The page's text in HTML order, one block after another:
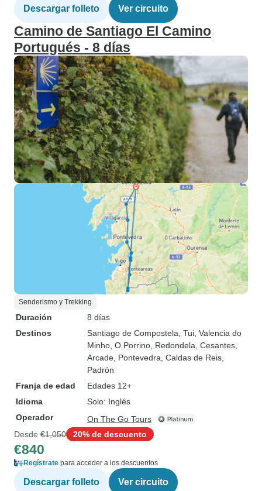
Descargar folleto Ver circuito
Camino de Santiago El Camino
Portugués - 8 días
Senderismo y Trekking
Duración
8 días
Destinos
Santiago de Compostela , Tui , Valencia do
Minho , O Porrino , Redondela , Cesantes
Arcade , Pontevedra , Caldas de Reis
Padrón
Franja de edad
Edades 12+
Idioma
Solo: Inglés
Operador
On The Go Tours
Desde €1,050 20% de descuento
€840
Regístrate para acceder a los descuentos
Descargar folleto Ver circuito